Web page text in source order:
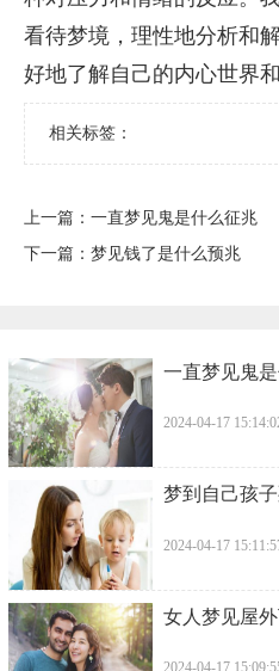
看待梦境，理性地分析和
好地了解自己的内心世界
相关标签：
上一篇： ​一直梦见鬼是什么征兆
下一篇： ​梦见钱了是什么预兆
一直梦见鬼
2024-04-17
梦到自己孩
2024-04-17
女人梦见屋
2024-04-17